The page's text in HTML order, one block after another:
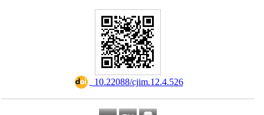
‎ 10.22088/cjim.12.4.526